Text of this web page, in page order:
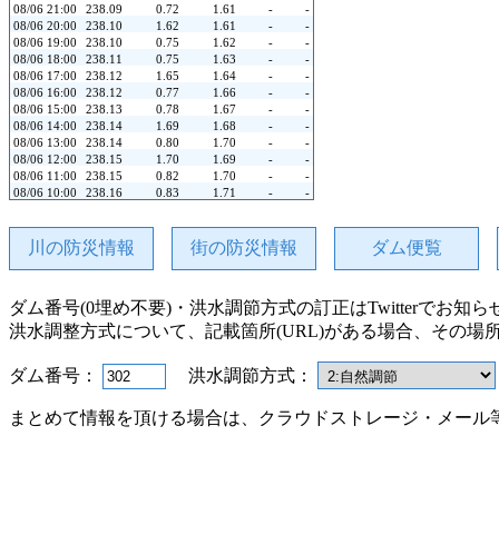
08/06 21:00
238.09 0.72 1.61 -
-
08/06 20:00
238.10 1.62 1.61 -
-
08/06 19:00
238.10 0.75 1.62 -
-
08/06 18:00
238.11 0.75 1.63 -
-
08/06 17:00
238.12 1.65 1.64 -
-
08/06 16:00
238.12 0.77 1.66 -
-
08/06 15:00
238.13 0.78 1.67 -
-
08/06 14:00
238.14 1.69 1.68 -
-
08/06 13:00
238.14 0.80 1.70 -
-
08/06 12:00
238.15 1.70 1.69 -
-
08/06 11:00
238.15 0.82 1.70 -
-
08/06 10:00
238.16 0.83 1.71 -
-
08/06 08:00
238.17 0.86 1.74 -
-
08/06 07:00
238.18 1.76 -
08/06 06:00
238.18 1.76 -
08/06 03:00
238.21 1.82 1.82 -
-
08/06 02:00
238.21 0.95 1.82 -
-
08/06 01:00
238.22 0.96 1.84 -
08/05 23:00
238.23 1.86 -
-
238.24 1.01
08/05 21:00
238.25 1.04 1.91 -
08/05 20:00
238.26 1.06 1.94 -
-
川の防災情報 街の防災情報 ダム便覧
ダム番号(0埋め不要)・洪水調節方式の訂正はTwitterでお知ら
洪水調整方式について、記載箇所(URL)がある場合、その場
ダム番号： 洪水調節方式：
まとめて情報を頂ける場合は、クラウドストレージ・メー